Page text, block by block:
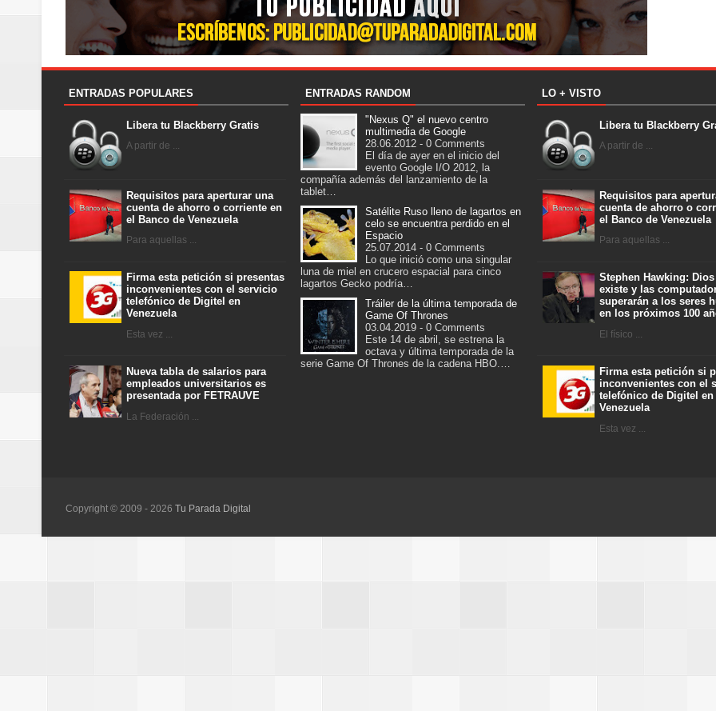
ENTRADAS POPULARES
Libera tu Blackberry Gratis
A partir de ...
Requisitos para aperturar una
cuenta de ahorro o corriente en
el Banco de Venezuela
Para aquellas ...
Firma esta petición si presentas
inconvenientes con el servicio
telefónico de Digitel en
Venezuela
Esta vez ...
Nueva tabla de salarios para
empleados universitarios es
presentada por FETRAUVE
La Federación ...
ENTRADAS RANDOM
"Nexus Q" el nuevo centro
multimedia de Google
28.06.2012 - 0 Comments
El día de ayer en el inicio del
evento Google I/O 2012, la
compañía además del lanzamiento de la
tablet…
Satélite Ruso lleno de lagartos en
celo se encuentra perdido en el
Espacio
25.07.2014 - 0 Comments
Lo que inició como una singular
luna de miel en crucero espacial para cinco
lagartos Gecko podría…
Tráiler de la última temporada de
Game Of Thrones
03.04.2019 - 0 Comments
Este 14 de abril, se estrena la
octava y última temporada de la
serie Game Of Thrones de la cadena HBO.…
LO + VISTO
Libera tu Blackberry
A partir de ...
Requisitos para
cuenta de ahorro o
el Banco de Venezuela
Para aquellas ...
Stephen Hawking:
existe y las
superarán a los seres
en los próximos 100
El físico ...
Firma esta petición si
inconvenientes con el
telefónico de Digitel en
Venezuela
Esta vez ...
Copyright © 2009 - 2026 Tu Parada Digital